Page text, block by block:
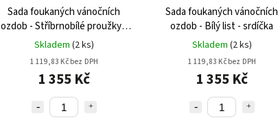
Sada foukaných vánočních
ozdob - Stříbrnobílé proužky -
srdíčka
Skladem (2 ks)
1 119,83 Kč bez DPH
1 355 Kč
Sada foukaných vánočních
ozdob - Bílý list - srdíčka
Skladem (2 ks)
1 119,83 Kč bez DPH
1 355 Kč